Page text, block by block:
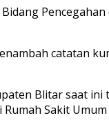
catatan
Blitar saat ini
Sakit